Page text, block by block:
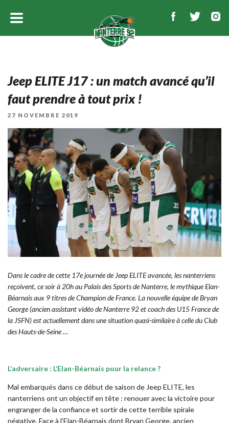
Jeep ELITE J17 : un match avancé qu’il
faut prendre à tout prix !
PUBLIÉ
27 NOVEMBRE 2019
Dans le cadre de cette 17e journée de Jeep ELITE avancée, les nanterriens
reçoivent, ce soir à 20h au Palais des Sports de Nanterre, le mythique Elan-
Béarnais aux 9 titres de Champion de France. La nouvelle équipe de Bryan
George (ancien assistant vidéo de Nanterre 92 et coach des U15 France de
la JSFN) est actuellement dans une situation quasi-similaire à celle du Club
des Hauts-de-Seine …
L’adversaire : L’Elan-Béarnais pour la relance ?
Mal embarqués dans ce début de saison de Jeep ELITE, les
nanterriens ont un objectif en tête : renouer avec la victoire pour
engranger de la confiance et sortir de cette terrible spirale
négative. Face à l’Elan-Béarnais dont Bryan George, ancien